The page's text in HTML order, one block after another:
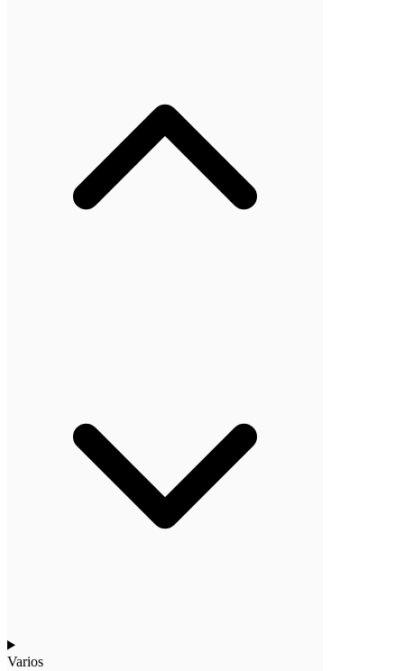
Varios